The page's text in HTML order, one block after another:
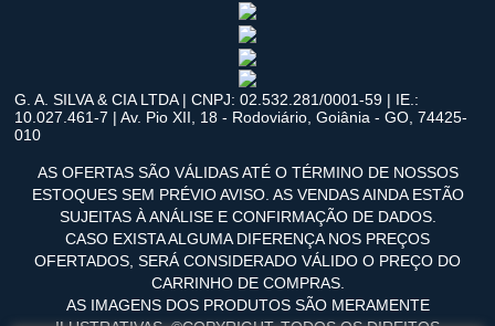
G. A. SILVA & CIA LTDA | CNPJ: 02.532.281/0001-59 | IE.:
10.027.461-7 | Av. Pio XII, 18 - Rodoviário, Goiânia - GO, 74425-
010
AS OFERTAS SÃO VÁLIDAS ATÉ O TÉRMINO DE NOSSOS
ESTOQUES SEM PRÉVIO AVISO. AS VENDAS AINDA ESTÃO
SUJEITAS À ANÁLISE E CONFIRMAÇÃO DE DADOS.
CASO EXISTA ALGUMA DIFERENÇA NOS PREÇOS
OFERTADOS, SERÁ CONSIDERADO VÁLIDO O PREÇO DO
CARRINHO DE COMPRAS.
AS IMAGENS DOS PRODUTOS SÃO MERAMENTE